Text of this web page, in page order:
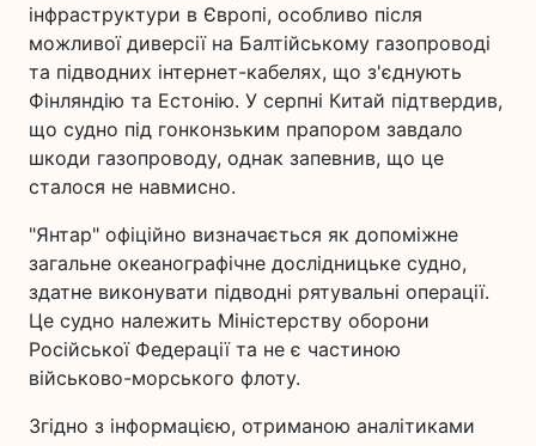
інфраструктури в Європі, особливо після
можливої диверсії на Балтійському газопроводі
та підводних інтернет-кабелях, що з'єднують
Фінляндію та Естонію. У серпні Китай підтвердив,
що судно під гонконзьким прапором завдало
шкоди газопроводу, однак запевнив, що це
сталося не навмисно.
"Янтар" офіційно визначається як допоміжне
загальне океанографічне дослідницьке судно,
здатне виконувати підводні рятувальні операції.
Це судно належить Міністерству оборони
Російської Федерації та не є частиною
військово-морського флоту.
Згідно з інформацією, отриманою аналітиками